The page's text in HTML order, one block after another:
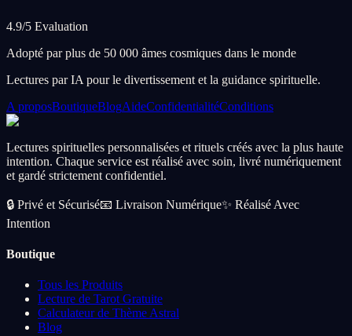
4.9/5 Evaluation
Adopté par plus de 50 000 âmes cosmiques dans le monde
Lectures par IA pour le divertissement et la guidance spirituelle.
A proposBoutiqueBlogAideConfidentialitéConditions
Lectures spirituelles personnalisées et rituels créés avec la plus haute
intention. Chaque service est réalisé avec soin, livré numériquement
et gardé strictement confidentiel.
🔒 Privé et Sécurisé📧 Livraison Numérique✨ Réalisé Avec
Intention
Boutique
Tous les Produits
Lecture de Tarot Gratuite
Calculateur de Thème Astral
Blog